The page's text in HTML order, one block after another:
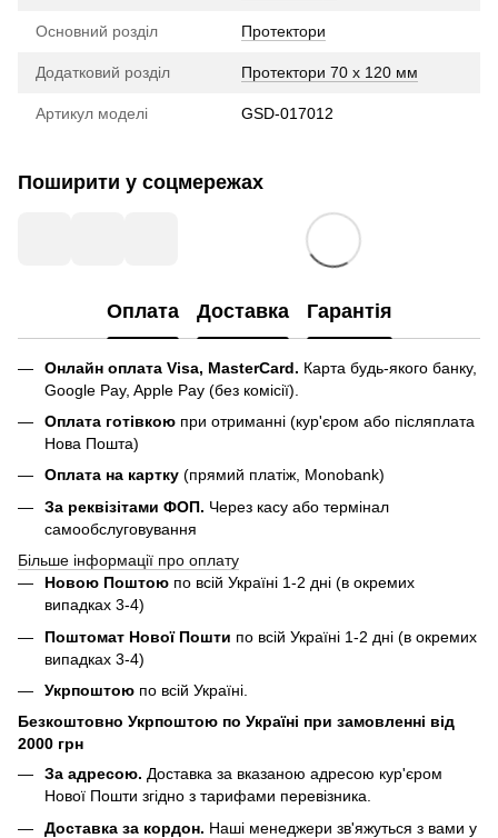
Основний розділ Протектори
Додатковий розділ Протектори 70 x 120 мм
Артикул моделі GSD-017012
Поширити у соцмережах
Оплата Доставка Гарантія
Онлайн оплата Visa, MasterCard. Карта будь-якого банку,
Google Pay, Apple Pay (без комісії).
Оплата готівкою при отриманні (кур'єром або післяплата
Нова Пошта)
Оплата на картку (прямий платіж, Monobank)
За реквізітами ФОП. Через касу або термінал
самообслуговування
Більше інформації про оплату
Новою Поштою по всій Україні 1-2 дні (в окремих
випадках 3-4)
Поштомат Нової Пошти по всій Україні 1-2 дні (в окремих
випадках 3-4)
Укрпоштою по всій Україні.
Безкоштовно Укрпоштою по Україні при замовленні від
2000 грн
За адресою. Доставка за вказаною адресою кур'єром
Нової Пошти згідно з тарифами перевізника.
Доставка за кордон. Наші менеджери зв'яжуться з вами у